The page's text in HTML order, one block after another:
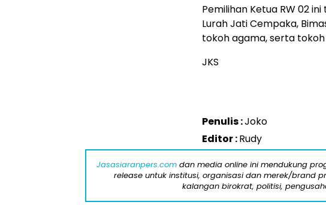
Pemilihan Ketua RW 02
Lurah Jati Cempaka,
tokoh agama, serta
JKS
Penulis :Joko
Editor :Rudy
Jasasiaranpers.comdan media online ini mendukung
release untuk institusi, organisasi dan merek/brand
kalangan birokrat, politisi,